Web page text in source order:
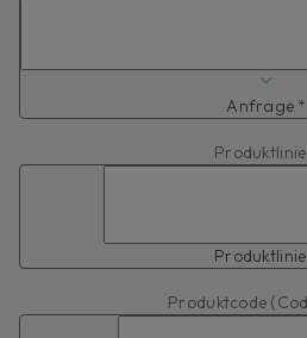
Anfrage *
Produktcode